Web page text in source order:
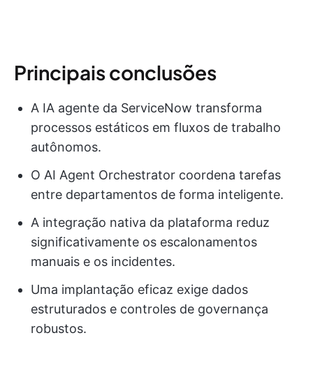
Principais conclusões
A IA agente da ServiceNow transforma
processos estáticos em fluxos de trabalho
autônomos.
O AI Agent Orchestrator coordena tarefas
entre departamentos de forma inteligente.
A integração nativa da plataforma reduz
significativamente os escalonamentos
manuais e os incidentes.
Uma implantação eficaz exige dados
estruturados e controles de governança
robustos.